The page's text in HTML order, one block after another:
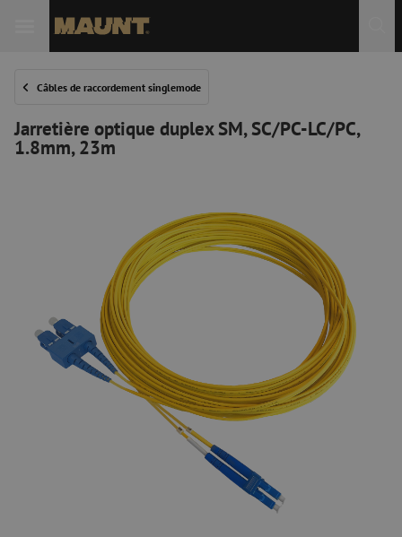
Câbles de raccordement singlemode
Jarretière optique duplex SM, SC/PC-LC/PC,
1.8mm, 23m